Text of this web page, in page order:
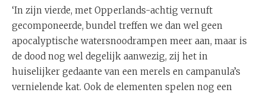
‘In zijn vierde, met Opperlands-achtig vernuft
gecomponeerde, bundel treffen we dan wel geen
apocalyptische watersnoodrampen meer aan, maar is
de dood nog wel degelijk aanwezig, zij het in
huiselijker gedaante van een merels en campanula’s
vernielende kat. Ook de elementen spelen nog een